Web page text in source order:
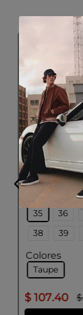
GEOX
D MIEREILLE
35 36
38
39
Colores
Taupe
$ 107.40 $